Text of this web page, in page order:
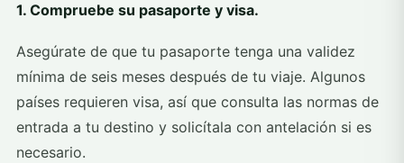
1. Compruebe su pasaporte y visa.
Asegúrate de que tu pasaporte tenga una validez
mínima de seis meses después de tu viaje. Algunos
países requieren visa, así que consulta las normas de
entrada a tu destino y solicítala con antelación si es
necesario.